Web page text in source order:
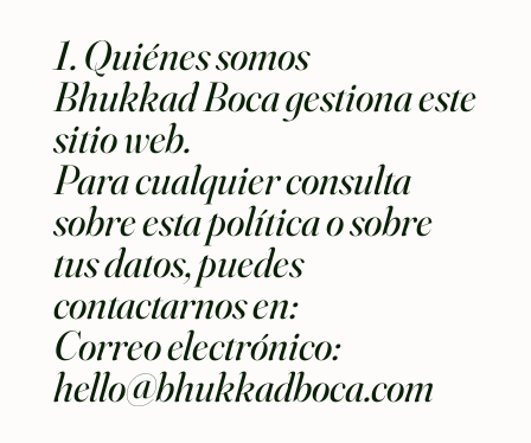
1. Quiénes somos
Bhukkad Boca gestiona este
sitio web.
Para cualquier consulta
sobre esta política o sobre
tus datos, puedes
contactarnos en:
Correo electrónico:
hello@bhukkadboca.com